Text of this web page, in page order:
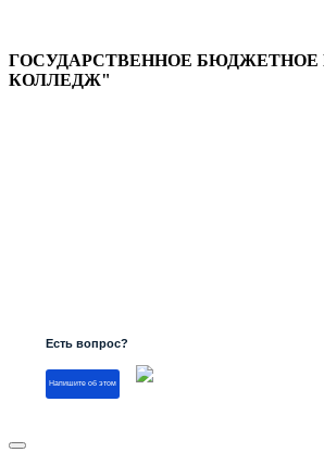
ГОСУДАРСТВЕННОЕ БЮДЖЕТНОЕ
КОЛЛЕДЖ"
Есть вопрос?
Напишите об этом